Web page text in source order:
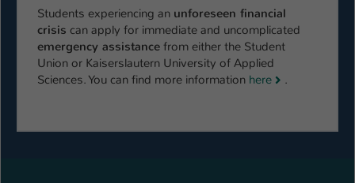
Students experiencing an unforeseen financial
crisis can apply for immediate and uncomplicated
emergency assistance from either the Student
Union or Kaiserslautern University of Applied
Sciences. You can find more information here .